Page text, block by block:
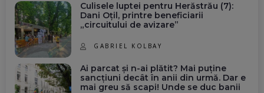
Culisele luptei pentru Herăstrău (7):
Dani Oțil, printre beneficiarii
„circuitului de avizare”
GABRIEL KOLBAY
Ai parcat și n-ai plătit? Mai puține
sancțiuni decât în anii din urmă. Dar e
mai greu să scapi! Unde se duc banii